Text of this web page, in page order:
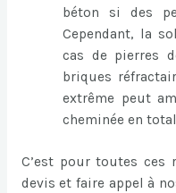
béton si des
Cependant, la
cas de pierres
briques
extrême peut
cheminée en
C’est pour toutes ces
devis et faire appel à